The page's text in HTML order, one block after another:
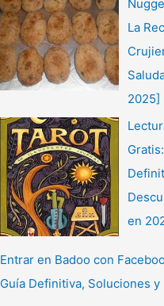
La
2025]
en
Entrar en Badoo con
Guía Definitiva, Soluciones y